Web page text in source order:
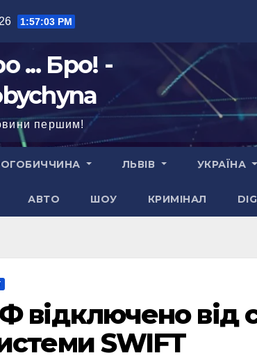
1:57:04 PM
... Бро! -
першим!
ЛЬВІВ УКРАЇНА
АВТО ШОУ КРИМІНАЛ
відключено від
SWIFT